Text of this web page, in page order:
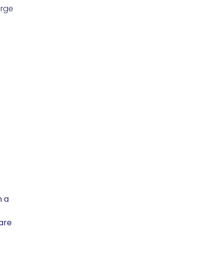
a